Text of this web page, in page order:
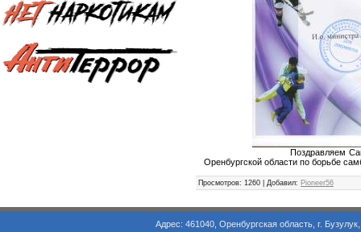
Поздравляем Савельеву
Оренбургской области по борьбе
Просмотров: 1260 | Добавил: Pioneer56
Адрес: 461040, Оренбургская область, г. Бузулук, ул.